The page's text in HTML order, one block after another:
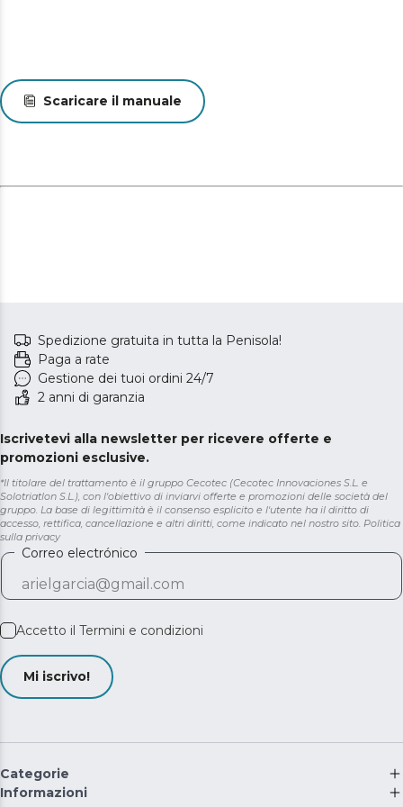
Scaricare il manuale
Spedizione gratuita in tutta la Penisola!
Paga a rate
Gestione dei tuoi ordini 24/7
2 anni di garanzia
Iscrivetevi alla newsletter per ricevere offerte e
promozioni esclusive.
*Il titolare del trattamento è il gruppo Cecotec (Cecotec Innovaciones S.L. e
Solotriatlon S.L.), con l'obiettivo di inviarvi offerte e promozioni delle società del
gruppo. La base di legittimità è il consenso esplicito e l'utente ha il diritto di
accesso, rettifica, cancellazione e altri diritti, come indicato nel nostro sito. Politica
sulla privacy
Correo electrónico
Accetto il Termini e condizioni
Mi iscrivo!
Categorie
Informazioni